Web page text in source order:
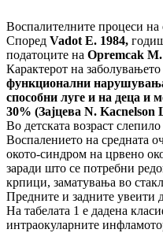
Воспалителните процеси на
Според Vadot E. 1984,
податоците на Opremcak M.
Карактерот на
функционални
способни луге и на деца и
30% (Зајцева N. Kacnelson
Во детската возраст
Воспалението на средната
окото-синдром на црвено
заради што се потребни
крпици, заматувања во
Предните и задните увеити
На табелата 1 е дадена
интраокуларните